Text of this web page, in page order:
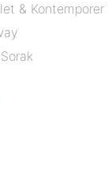
& Kontemporer